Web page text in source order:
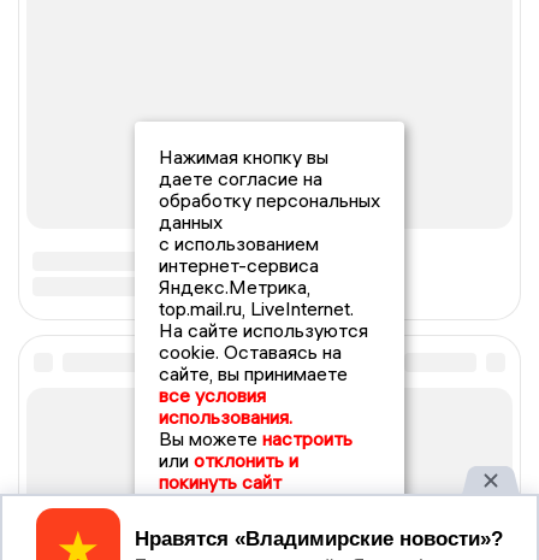
Нажимая кнопку вы
даете согласие на
обработку персональных
данных
с использованием
интернет-сервиса
Яндекс.Метрика,
top.mail.ru, LiveInternet.
На сайте используются
cookie. Оставаясь на
сайте, вы принимаете
все условия
использования.
Вы можете настроить
или отклонить и
покинуть сайт
Принять